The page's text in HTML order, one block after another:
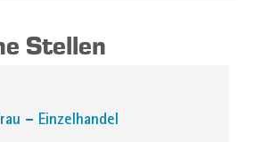
Stellen
– Einzelhandel